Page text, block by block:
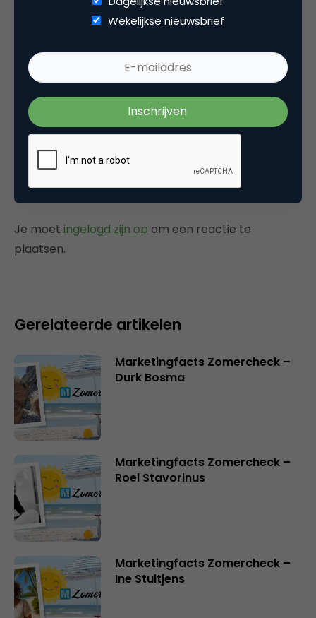
Media
Tags
mobile marketing
sms marketing
Plaats reactie
Je moet ingelogd zijn op om een reactie te
plaatsen.
Gerelateerde artikelen
Marketingfacts Zomercheck –
Durk Bosma
Marketingfacts Zomercheck –
Roel Stavorinus
Marketingfacts Zomercheck –
Ine Stultjens
Wekelijkse nieuwsbrief